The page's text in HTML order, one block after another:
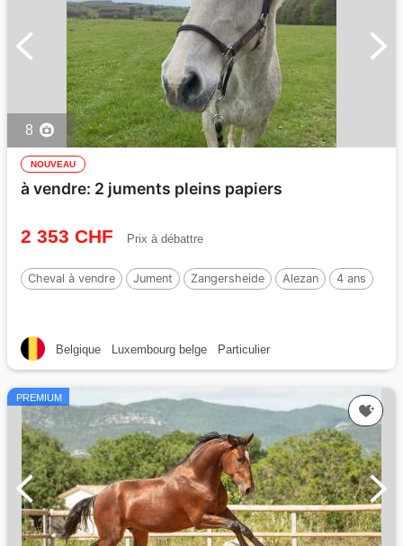
8
NOUVEAU
à vendre: 2 juments pleins papiers
2 353 CHF Prix à débattre
Cheval à vendre Jument Zangersheide Alezan 4 ans
Belgique Luxembourg belge Particulier
PREMIUM